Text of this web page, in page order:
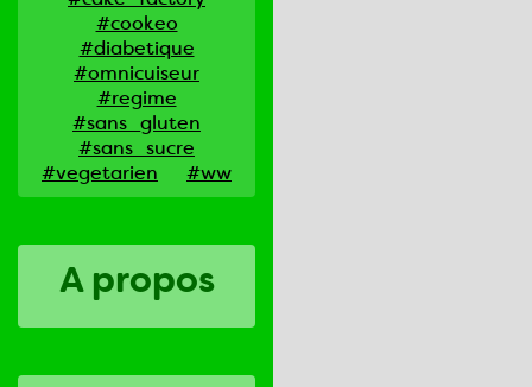
#cookeo
#diabetique
#omnicuiseur
#regime
#sans_gluten
#sans_sucre
#vegetarien
#ww
A propos